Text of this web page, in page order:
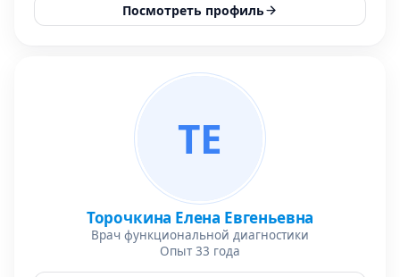
Посмотреть профиль
ТЕ
Торочкина Елена Евгеньевна
Врач функциональной диагностики
Опыт 33 года